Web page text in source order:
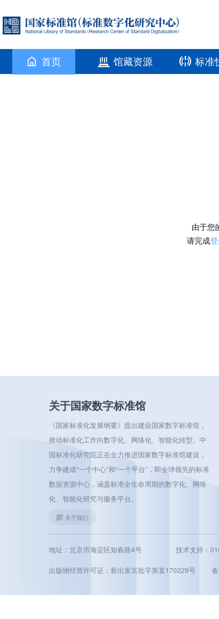
首页 馆藏资源 标准
由于您
请完成
关于国家数字标准馆
《国家标准化发展纲要》提出建设国家数字标准馆，
推动标准化工作向数字化、网络化、智能化转型。中
国标准化研究院正在全力推进国家数字标准馆建设，
力争建成“一个中心”和“一个平台”，即全球领先的标准
数据资源中心，涵盖标准全生命周期的数字化、网络
化、智能化研究与服务平台。
关于我们
地址：北京市海淀区知春路4号 技术支持：
出版物经营许可证：新出发京批字第直170229号